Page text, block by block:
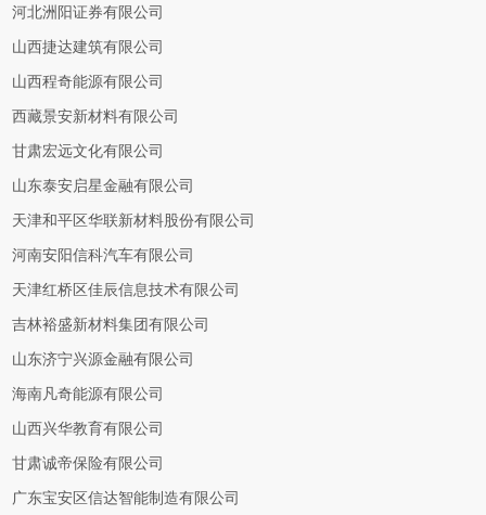
河北洲阳证券有限公司
山西捷达建筑有限公司
山西程奇能源有限公司
西藏景安新材料有限公司
甘肃宏远文化有限公司
山东泰安启星金融有限公司
天津和平区华联新材料股份有限公司
河南安阳信科汽车有限公司
天津红桥区佳辰信息技术有限公司
吉林裕盛新材料集团有限公司
山东济宁兴源金融有限公司
海南凡奇能源有限公司
山西兴华教育有限公司
甘肃诚帝保险有限公司
广东宝安区信达智能制造有限公司